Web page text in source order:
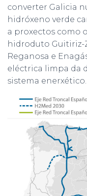
converter Galicia
hidróxeno verde
a proxectos como
hidroduto Guitiriz-
Reganosa e
eléctrica limpa da
sistema enerxético.